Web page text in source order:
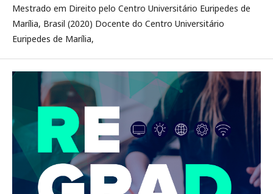
Mestrado em Direito pelo Centro Universitário Euripedes de
Marília, Brasil (2020) Docente do Centro Universitário
Euripedes de Marília,